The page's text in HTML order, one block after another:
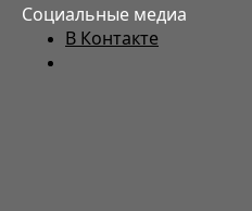
Социальные медиа
В Контакте